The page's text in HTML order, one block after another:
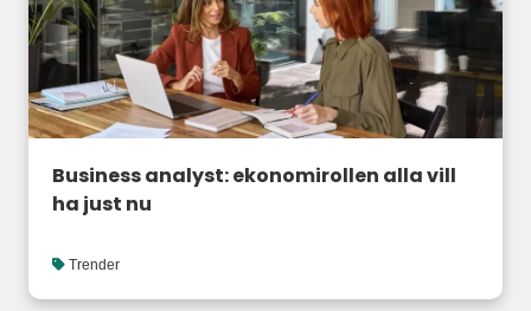
Business analyst: ekonomirollen alla vill
ha just nu
Trender